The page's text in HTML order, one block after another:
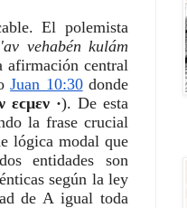
El polemista
vehabén kulám
afirmación central
Juan 10:30donde
εϲμεν ·). De esta
la frase crucial
lógica modal que
entidades son
según la ley
de A igual toda